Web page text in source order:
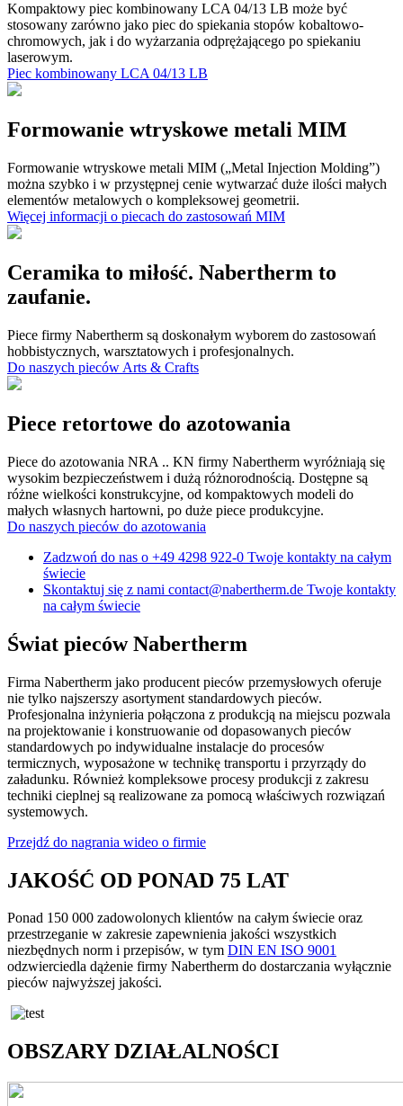
Kompaktowy piec kombinowany LCA 04/13 LB może być
stosowany zarówno jako piec do spiekania stopów kobaltowo-
chromowych, jak i do wyżarzania odprężającego po spiekaniu
laserowym.
Piec kombinowany LCA 04/13 LB
Formowanie wtryskowe metali MIM
Formowanie wtryskowe metali MIM („Metal Injection Molding”)
można szybko i w przystępnej cenie wytwarzać duże ilości małych
elementów metalowych o kompleksowej geometrii.
Więcej informacji o piecach do zastosowań MIM
Ceramika to miłość. Nabertherm to
zaufanie.
Piece firmy Nabertherm są doskonałym wyborem do zastosowań
hobbistycznych, warsztatowych i profesjonalnych.
Do naszych pieców Arts & Crafts
Piece retortowe do azotowania
Piece do azotowania NRA .. KN firmy Nabertherm wyróżniają się
wysokim bezpieczeństwem i dużą różnorodnością. Dostępne są
różne wielkości konstrukcyjne, od kompaktowych modeli do
małych własnych hartowni, po duże piece produkcyjne.
Do naszych pieców do azotowania
Zadzwoń do nas o +49 4298 922-0 Twoje kontakty na całym
świecie
Skontaktuj się z nami contact@nabertherm.de Twoje kontakty
na całym świecie
Świat pieców Nabertherm
Firma Nabertherm jako producent pieców przemysłowych oferuje
nie tylko najszerszy asortyment standardowych pieców.
Profesjonalna inżynieria połączona z produkcją na miejscu pozwala
na projektowanie i konstruowanie od dopasowanych pieców
standardowych po indywidualne instalacje do procesów
termicznych, wyposażone w technikę transportu i przyrządy do
załadunku. Również kompleksowe procesy produkcji z zakresu
techniki cieplnej są realizowane za pomocą właściwych rozwiązań
systemowych.
Przejdź do nagrania wideo o firmie
JAKOŚĆ OD PONAD 75 LAT
Ponad 150 000 zadowolonych klientów na całym świecie oraz
przestrzeganie w zakresie zapewnienia jakości wszystkich
niezbędnych norm i przepisów, w tym DIN EN ISO 9001
odzwierciedla dążenie firmy Nabertherm do dostarczania wyłącznie
pieców najwyższej jakości.
OBSZARY DZIAŁALNOŚCI